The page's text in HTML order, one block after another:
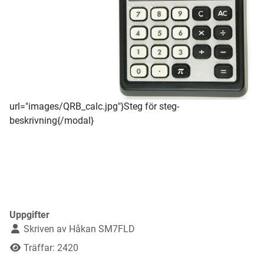
url="images/QRB_calc.jpg"}Steg för steg-
beskrivning{/modal}
Uppgifter
Skriven av Håkan SM7FLD
Träffar: 2420